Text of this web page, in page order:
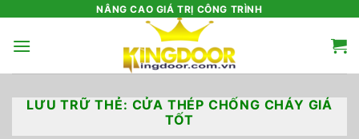
nội
NÂNG CAO GIÁ TRỊ CÔNG TRÌNH
LƯU TRỮ THẺ: CỬA THÉP CHỐNG CHÁY GIÁ
TỐT